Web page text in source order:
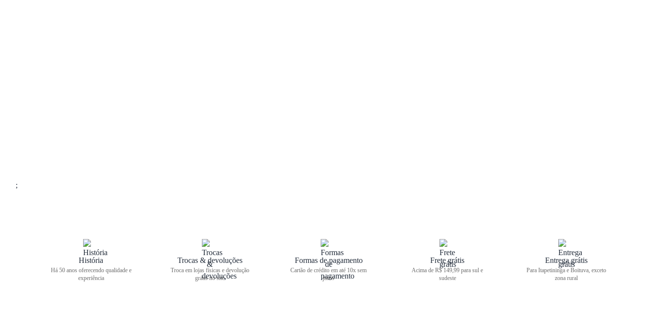
;
História
Há 50 anos oferecendo qualidade e
experiência
Trocas & devoluções
Troca em lojas físicas e devolução
grátis no site
Formas de pagamento
Cartão de crédito em até 10x sem
juros
Frete grátis
Acima de R$ 149,99 para sul e
sudeste
Entrega grátis
Para Itapetininga e Boituva, exceto
zona rural